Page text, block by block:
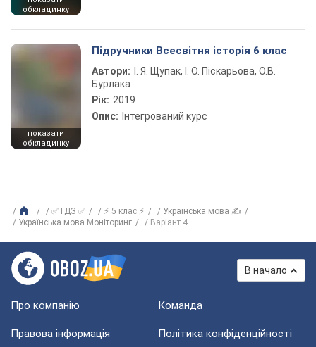
обкладинку
показати
обкладинку
Підручники Всесвітня історія 6 клас
Автори:
І. Я. Щупак, І. О. Піскарьова, О.В.
Бурлака
Рік: 2019
Опис: Інтегрований курс
✅ ГДЗ ✅ ⚡ 5 клас ⚡
Українська мова ✍
Українська мова Моніторинг
Варіант 4
В начало
Про компанію Команда
Правова інформація Політика конфіденційності